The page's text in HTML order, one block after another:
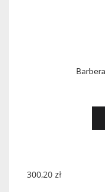
300,20 zł